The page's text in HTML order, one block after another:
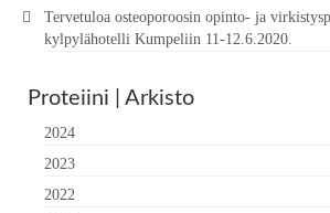
Tervetuloa osteoporoosin opinto- ja
kylpylähotelli Kumpeliin 11-12.6.2020.
Proteiini | Arkisto
2024
2023
2022